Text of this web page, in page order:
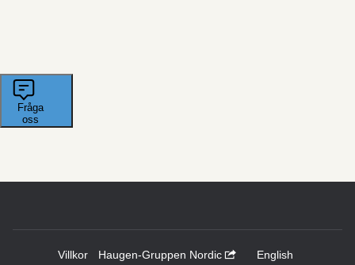
Villkor Haugen-Gruppen Nordic English